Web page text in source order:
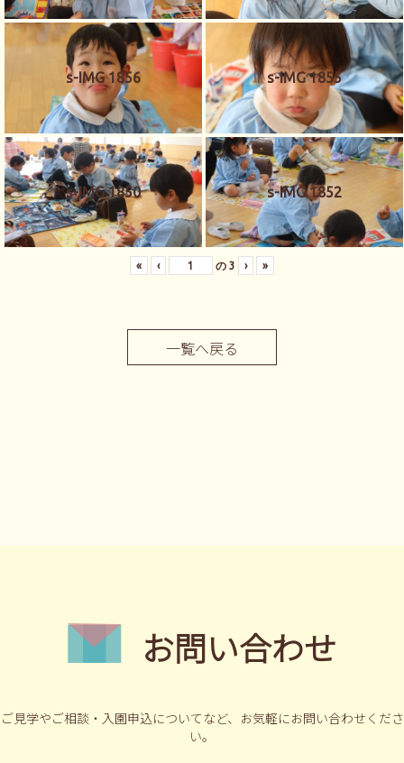
s-IMG 1856 s-IMG 1855
s-IMG 1850 s-IMG 1852
« ‹ の 3 › »
一覧へ戻る
お問い合わせ
ご見学やご相談・入園申込についてなど、 お気軽にお問い合わせくださ
い。